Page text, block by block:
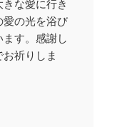
な愛に行き
の光を浴び
す。感謝し
祈りしま